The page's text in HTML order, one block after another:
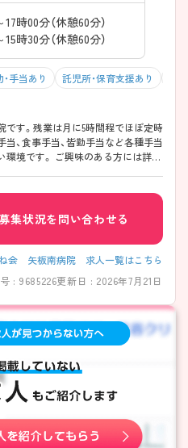
時00分（休憩60分）
時30分（休憩60分）
手当あり 託児所・保育支援あり
す。残業は月に5時間程でほぼ定時
、食事手当、皆勤手当など各種手当
境です。 ご興味のある方には詳細
集状況を問い合わせる
会 矢板南病院 求人一覧はこちら
: 9685226更新日 : 2026年7月21日